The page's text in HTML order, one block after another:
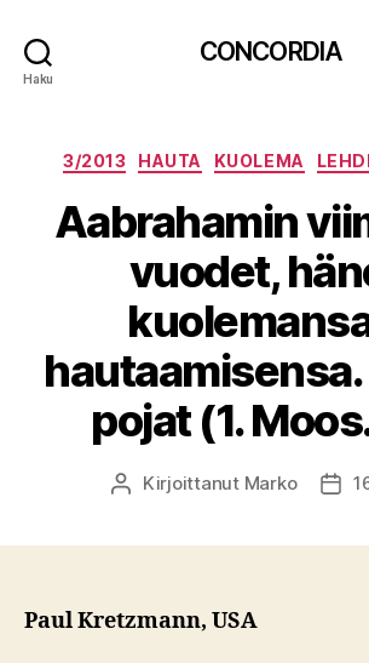
Haku
CONCORDIA
3/2013 HAUTA KUOLEMA
Aabrahamin
vuodet,
pojat (1.
Kirjoittaja
Kirjoittanut Marko
Paul Kretzmann, USA